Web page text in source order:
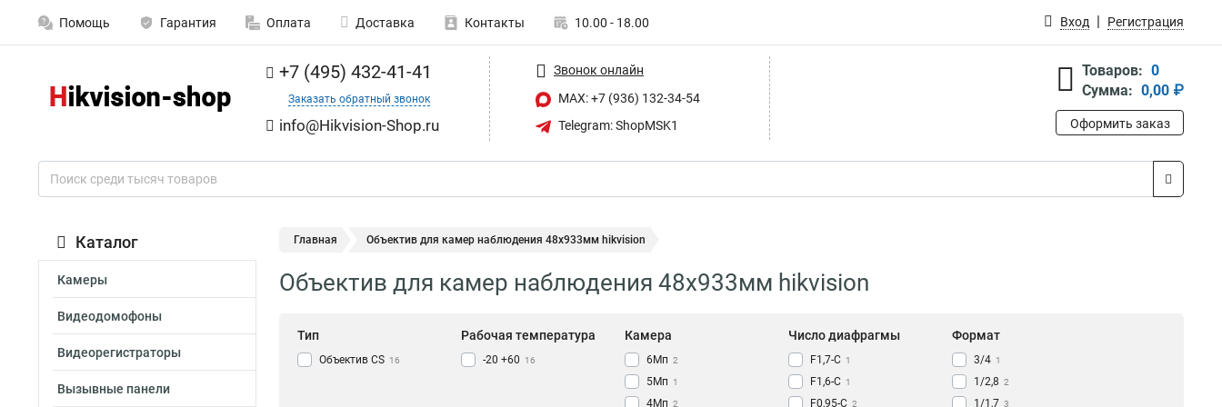
Помощь Гарантия Оплата Доставка Контакты 10.00 - 18.00 Вход Регистрация
+7 (495) 432-41-41
Заказать обратный звонок
info@Hikvision-Shop.ru
Звонок онлайн
MAX: +7 (936) 132-34-54
Telegram: ShopMSK1
Товаров: 0
Сумма: 0,00 ₽
Оформить заказ
Каталог
Камеры
Видеодомофоны
Видеорегистраторы
Вызывные панели
Главная Объектив для камер наблюдения 48х933мм hikvision
Объектив для камер наблюдения 48х933мм hikvision
Тип
Объектив CS 16
Рабочая температура
-20 +60 16
Камера
6Мп 2
5Мп 1
4Мп 2
Число диафрагмы
F1,7-С 1
F1,6-С 1
F0,95-С 2
Формат
3/4 1
1/2,8 2
1/1,7 3